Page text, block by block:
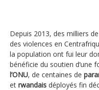
Depuis 2013, des milliers
des violences en
la population ont fui leur
bénéficie du soutien d’une
l’ONU, de centaines de
et rwandais déployés fin